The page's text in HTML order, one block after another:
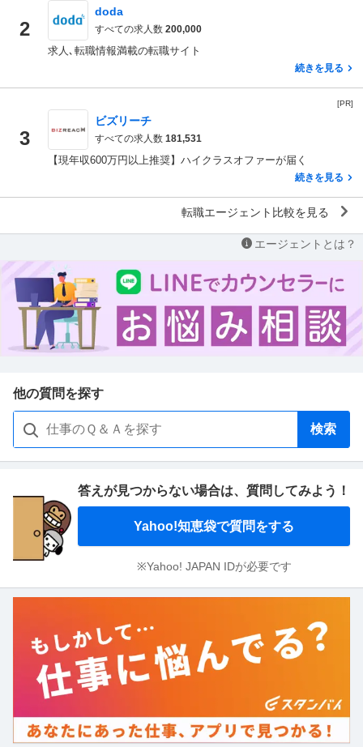
2
doda
すべての求人数 200,000
求人､転職情報満載の転職サイト
続きを見る
[PR]
3
ビズリーチ
すべての求人数 181,531
【現年収600万円以上推奨】ハイクラスオファーが届く
続きを見る
転職エージェント比較を見る
エージェントとは？
他の質問を探す
検索
答えが見つからない場合は、 質問してみよう！
Yahoo!知恵袋で質問をする
※Yahoo! JAPAN IDが必要です